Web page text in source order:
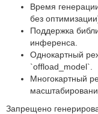
Время
без
Поддержка
инференса.
Однокартный
`offload_model`.
Многокартный
Запрещено